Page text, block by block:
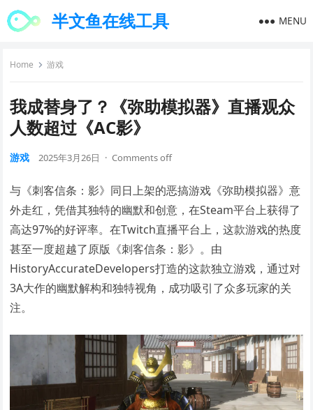
半文鱼在线工具 MENU
Home 游戏
我成替身了？《弥助模拟器》直播观众
人数超过《AC影》
游戏 2025年3月26日 · Comments off
与《刺客信条：影》同日上架的恶搞游戏《弥助模拟器》意
外走红，凭借其独特的幽默和创意，在Steam平台上获得了
高达97%的好评率。在Twitch直播平台上，这款游戏的热度
甚至一度超越了原版《刺客信条：影》。由
HistoryAccurateDevelopers打造的这款独立游戏，通过对
3A大作的幽默解构和独特视角，成功吸引了众多玩家的关
注。